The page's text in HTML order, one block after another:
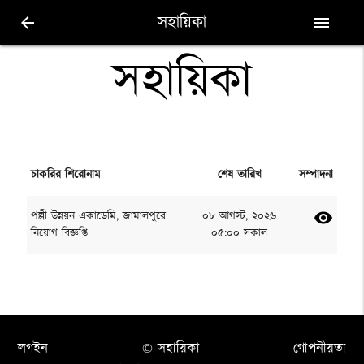
arrow_back সহায়িকা menu
সহায়িকা
চাকরির শিরোনাম শেষ তারিখ সম্পাদনা
পল্লী উন্নয়ন একাডেমি, জামালপুরে
নিয়োগ বিজ্ঞপ্তি
০৮ আগস্ট, ২০২৬
০৫:০০ সকাল
visibility
লগইন গোপনীয়তা
© সহায়িকা